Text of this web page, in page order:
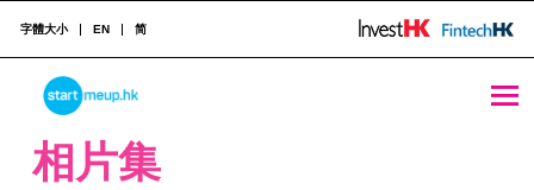
STARTMEUPHK
字體大小 EN 简
相片集